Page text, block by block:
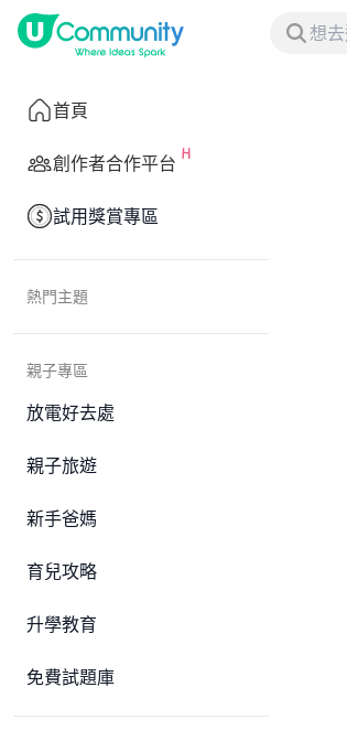
首頁
創作者合作平台
試用獎賞專區
熱門主題
親子專區
放電好去處
親子旅遊
新手爸媽
育兒攻略
升學教育
免費試題庫